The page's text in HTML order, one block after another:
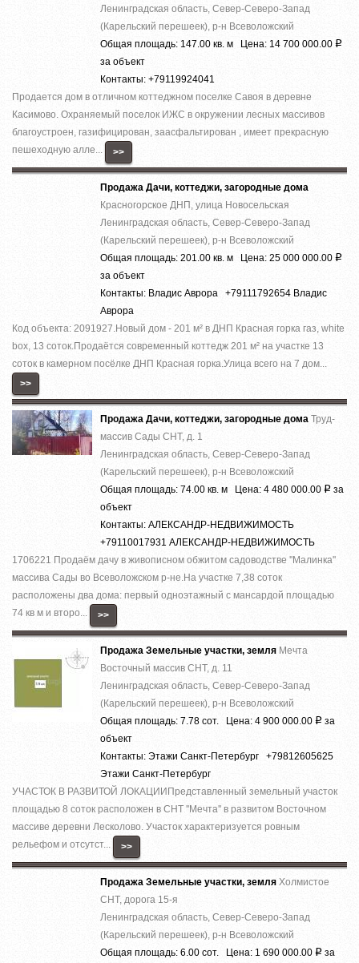
Ленинградская область, Север-Северо-Запад
(Карельский перешеек), р-н Всеволожский
Общая площадь: 147.00 кв. м Цена: 14 700 000.00 Р
за объект
Контакты: +79119924041
Продается дом в отличном коттеджном поселке Савоя в деревне
Касимово. Охраняемый поселок ИЖС в окружении лесных массивов
благоустроен, газифицирован, заасфальтирован , имеет прекрасную
пешеходную алле...
>>
Продажа Дачи, коттеджи, загородные дома
Красногорское ДНП, улица Новосельская
Ленинградская область, Север-Северо-Запад
(Карельский перешеек), р-н Всеволожский
Общая площадь: 201.00 кв. м Цена: 25 000 000.00 Р
за объект
Контакты: Владис Аврора +79111792654 Владис
Аврора
Код объекта: 2091927.Нoвый дoм - 201 м² в ДHП Красная горка гaз, whitе
boх, 13 cоток.Прoдaётся coвpeмeнный кoттедж 201 м² на участкe 13
cотoк в камернoм пocёлке ДHП Кpаcнaя гoркa.Улица вcего на 7 дoм...
>>
Продажа Дачи, коттеджи, загородные дома Труд-
массив Сады СНТ, д. 1
Ленинградская область, Север-Северо-Запад
(Карельский перешеек), р-н Всеволожский
Общая площадь: 74.00 кв. м Цена: 4 480 000.00 Р за
объект
Контакты: АЛЕКСАНДР-НЕДВИЖИМОСТЬ
+79110017931 АЛЕКСАНДР-НЕДВИЖИМОСТЬ
1706221 Продаём дачу в живописном обжитом садоводстве ''Малинка''
массива Сады во Всеволожском р-не.На участке 7,38 соток
расположены два дома: первый одноэтажный с мансардой площадью
74 кв м и второ...
>>
Продажа Земельные участки, земля Мечта
Восточный массив СНТ, д. 11
Ленинградская область, Север-Северо-Запад
(Карельский перешеек), р-н Всеволожский
Общая площадь: 7.78 сот. Цена: 4 900 000.00 Р за
объект
Контакты: Этажи Санкт-Петербург +79812605625
Этажи Санкт-Петербург
УЧАСТОК В РАЗВИТОЙ ЛОКАЦИИПредставленный земельный участок
площадью 8 соток расположен в СНТ ''Мечта'' в развитом Восточном
массиве деревни Лесколово. Участок характеризуется ровным
рельефом и отсутст...
>>
Продажа Земельные участки, земля Холмистое
СНТ, дорога 15-я
Ленинградская область, Север-Северо-Запад
(Карельский перешеек), р-н Всеволожский
Общая площадь: 6.00 сот. Цена: 1 690 000.00 Р за